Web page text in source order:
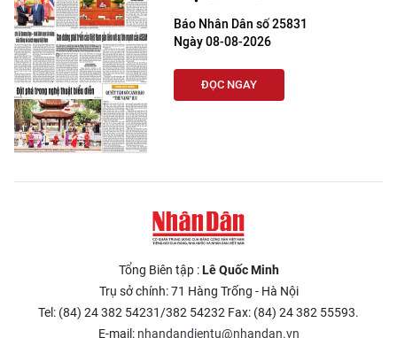
Trung du và miền núi phía Bắc
Đồng bằng sông Hồng
Bắc Trung Bộ
Duyên hải Nam Trung Bộ và Tây
Nguyên
Đồng bằng sông Cửu Long
Chuyên trang Hà Nội
Báo Nhân Dân số 25831
Ngày 08-08-2026
ĐỌC NGAY
Tổng Biên tập :Lê Quốc Minh
Trụ sở chính: 71 Hàng Trống - Hà Nội
Tel: (84) 24 382 54231/382 54232 Fax: (84) 24 382 55593.
E-mail: nhandandientu@nhandan.vn